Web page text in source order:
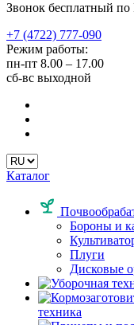
Звонок бесплатный по
+7 (4722) 777-090
Режим работы:
пн-пт 8.00 – 17.00
сб-вс выходной
Каталог
Бороны и
Плуги
Дисковые
техника